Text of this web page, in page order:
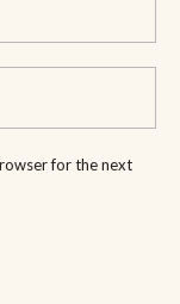
for the next